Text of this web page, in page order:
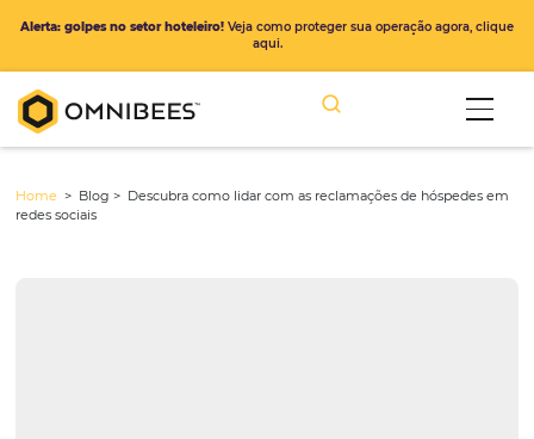
Alerta: golpes no setor hoteleiro!Veja como proteger sua operação